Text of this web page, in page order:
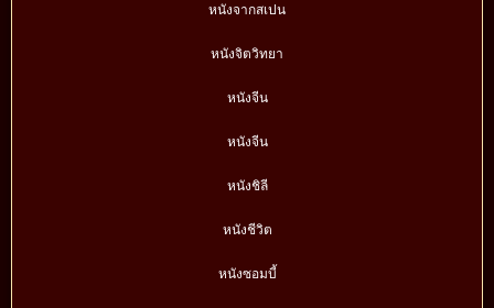
หนังจากสเปน
หนังจิตวิทยา
หนังจีน
หนังจีน
หนังชิลี
หนังชีวิต
หนังซอมบี้